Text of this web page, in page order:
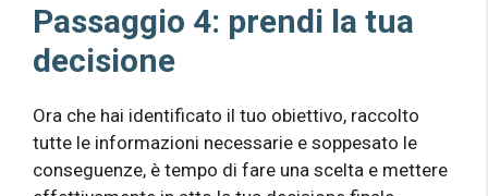
Passaggio 4: prendi la tua
decisione
Ora che hai identificato il tuo obiettivo, raccolto
tutte le informazioni necessarie e soppesato le
conseguenze, è tempo di fare una scelta e mettere